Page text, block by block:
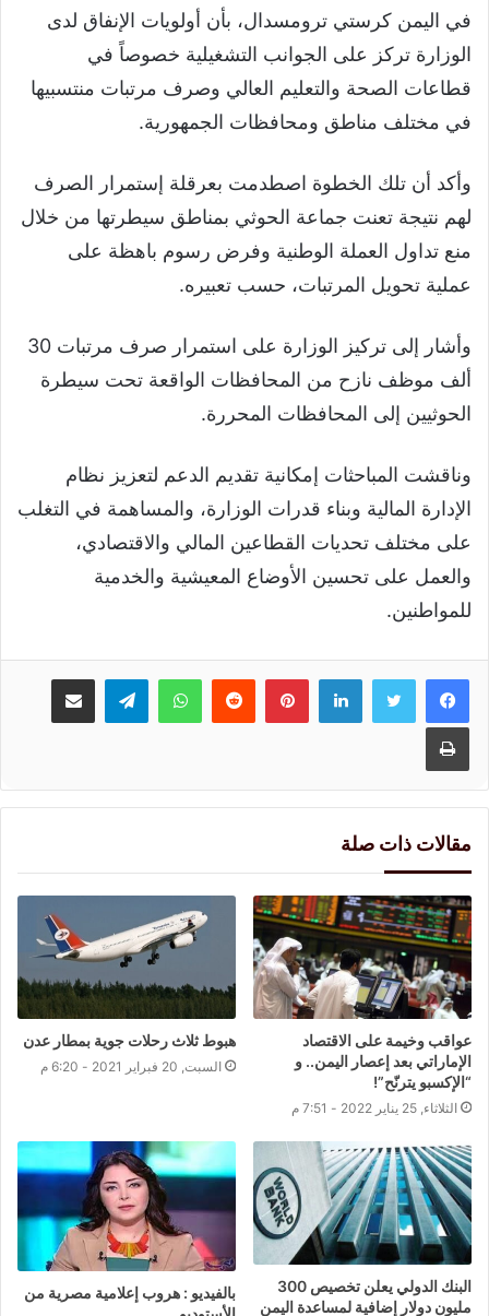
في اليمن كرستي ترومسدال، بأن أولويات الإنفاق لدى
الوزارة تركز على الجوانب التشغيلية خصوصاً في
قطاعات الصحة والتعليم العالي وصرف مرتبات منتسبيها
في مختلف مناطق ومحافظات الجمهورية.
وأكد أن تلك الخطوة اصطدمت بعرقلة إستمرار الصرف
لهم نتيجة تعنت جماعة الحوثي بمناطق سيطرتها من خلال
منع تداول العملة الوطنية وفرض رسوم باهظة على
عملية تحويل المرتبات، حسب تعبيره.
وأشار إلى تركيز الوزارة على استمرار صرف مرتبات 30
ألف موظف نازح من المحافظات الواقعة تحت سيطرة
الحوثيين إلى المحافظات المحررة.
وناقشت المباحثات إمكانية تقديم الدعم لتعزيز نظام
الإدارة المالية وبناء قدرات الوزارة، والمساهمة في التغلب
على مختلف تحديات القطاعين المالي والاقتصادي،
والعمل على تحسين الأوضاع المعيشية والخدمية
للمواطنين.
لينكدإنبينتيريست واتسابتيلقرام مشاركة عبر البريد
طباعة
مقالات ذات صلة
عواقب وخيمة على الاقتصاد
الإماراتي بعد إعصار اليمن.. و
“الإكسبو يترنّح”!
الثلاثاء, 25 يناير 2022 - 7:51 م
هبوط ثلاث رحلات جوية بمطار عدن
السبت, 20 فبراير 2021 - 6:20 م
البنك الدولي يعلن تخصيص 300
مليون دولار إضافية لمساعدة اليمن
بالفيديو : هروب إعلامية مصرية من